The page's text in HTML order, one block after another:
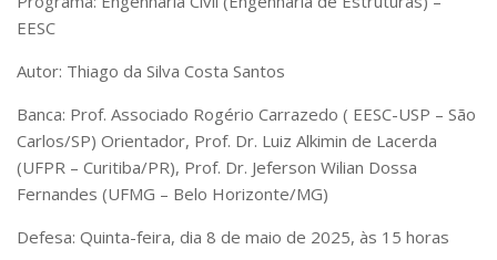
Extensão à Comunidade
Projetos, Programas e Cursos
Museus e Espaços Interativos
Serviços
Bibliotecas
Apoio ao Estudante
RH, Administrativo e Financeiro
EESC
Autor: Thiago da Silva Costa Santos
Banca: Prof. Associado Rogério Carrazedo ( EESC-USP – São
Carlos/SP) Orientador, Prof. Dr. Luiz Alkimin de Lacerda
(UFPR – Curitiba/PR), Prof. Dr. Jeferson Wilian Dossa
Fernandes (UFMG – Belo Horizonte/MG)
Defesa: Quinta-feira, dia 8 de maio de 2025, às 15 horas